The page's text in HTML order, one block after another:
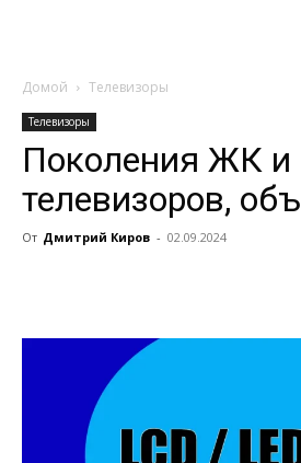
Домой Телевизоры
Телевизоры
Поколения ЖК и
телевизоров,
От Дмитрий Киров - 02.09.2024